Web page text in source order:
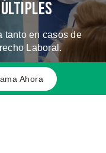
tanto en casos de
Laboral.
QUE
Ahora